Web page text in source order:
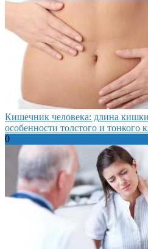
Кишечник человека: длина
особенности толстого и тонкого
0